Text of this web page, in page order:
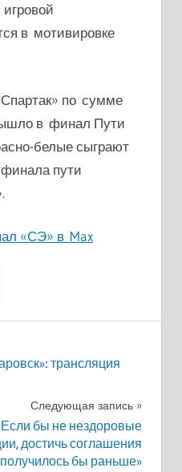
в мотивировке
по сумме
в финал Пути
белые сыграют
пути
«СЭ» в Max
трансляция
Следующая запись
бы не нездоровые
достичь соглашения
бы раньше»